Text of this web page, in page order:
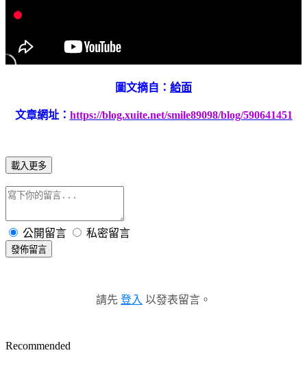
圖文摘自： 給面
文章網址： https://blog.xuite.net/smile89098/blog/590641451
載入更多
公開留言 私密留言
發佈留言
請先 登入 以發表留言。
Recommended